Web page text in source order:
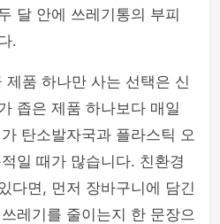
달 안에 쓰레기통의 부피
.
품 하나만 사는 선택은 신
좁은 제품 하나보다 매일
탄소발자국과 플라스틱 오
일 때가 많습니다. 친환경
다면, 먼저 장바구니에 담긴
레기를 줄이는지 한 문장으